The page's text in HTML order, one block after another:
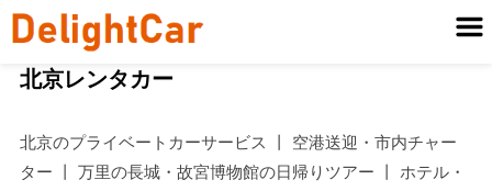
北京レンタカー
北京のプライベートカーサービス 丨 空港送迎・市内チャー
ター 丨 万里の長城・故宮博物館の日帰りツアー 丨 ホテル・